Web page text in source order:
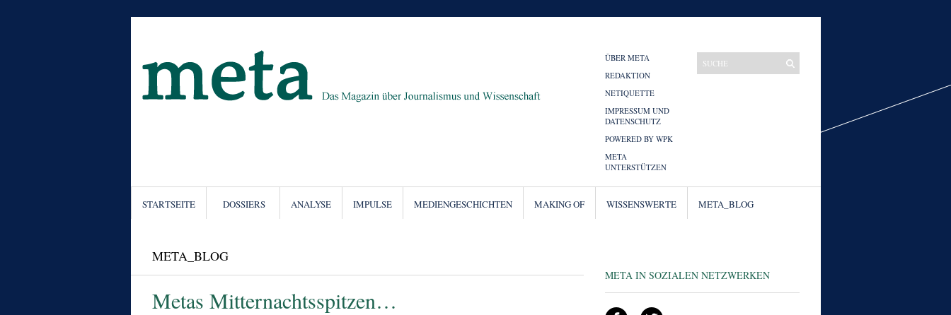
ÜBER META
REDAKTION
NETIQUETTE
IMPRESSUM UND
DATENSCHUTZ
POWERED BY WPK
META
UNTERSTÜTZEN
STARTSEITE DOSSIERS ANALYSE IMPULSE MEDIENGESCHICHTEN MAKING OF WISSENSWERTE META_BLOG
META_BLOG
Metas Mitternachtsspitzen…
META IN SOZIALEN NETZWERKEN